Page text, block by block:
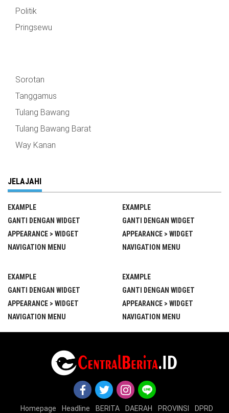
Politik
Pringsewu
Sorotan
Tanggamus
Tulang Bawang
Tulang Bawang Barat
Way Kanan
JELAJAHI
EXAMPLE
GANTI DENGAN WIDGET
APPEARANCE > WIDGET
NAVIGATION MENU
EXAMPLE
GANTI DENGAN WIDGET
APPEARANCE > WIDGET
NAVIGATION MENU
EXAMPLE
GANTI DENGAN WIDGET
APPEARANCE > WIDGET
NAVIGATION MENU
EXAMPLE
GANTI DENGAN WIDGET
APPEARANCE > WIDGET
NAVIGATION MENU
Homepage Headline BERITA DAERAH PROVINSI DPRD